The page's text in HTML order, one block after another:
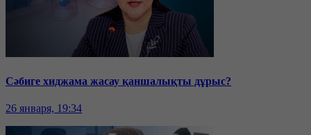
Сәбиге хиджама жасау қаншалықты дұрыс?
26 января, 19:34